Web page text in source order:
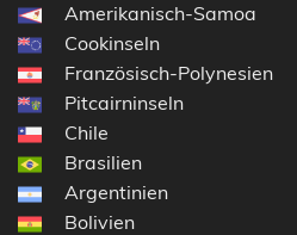
Amerikanisch-Samoa
Cookinseln
Französisch-Polynesien
Pitcairninseln
Chile
Brasilien
Argentinien
Bolivien